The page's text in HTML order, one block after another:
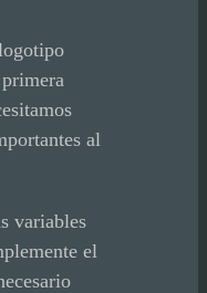
al
variables
el